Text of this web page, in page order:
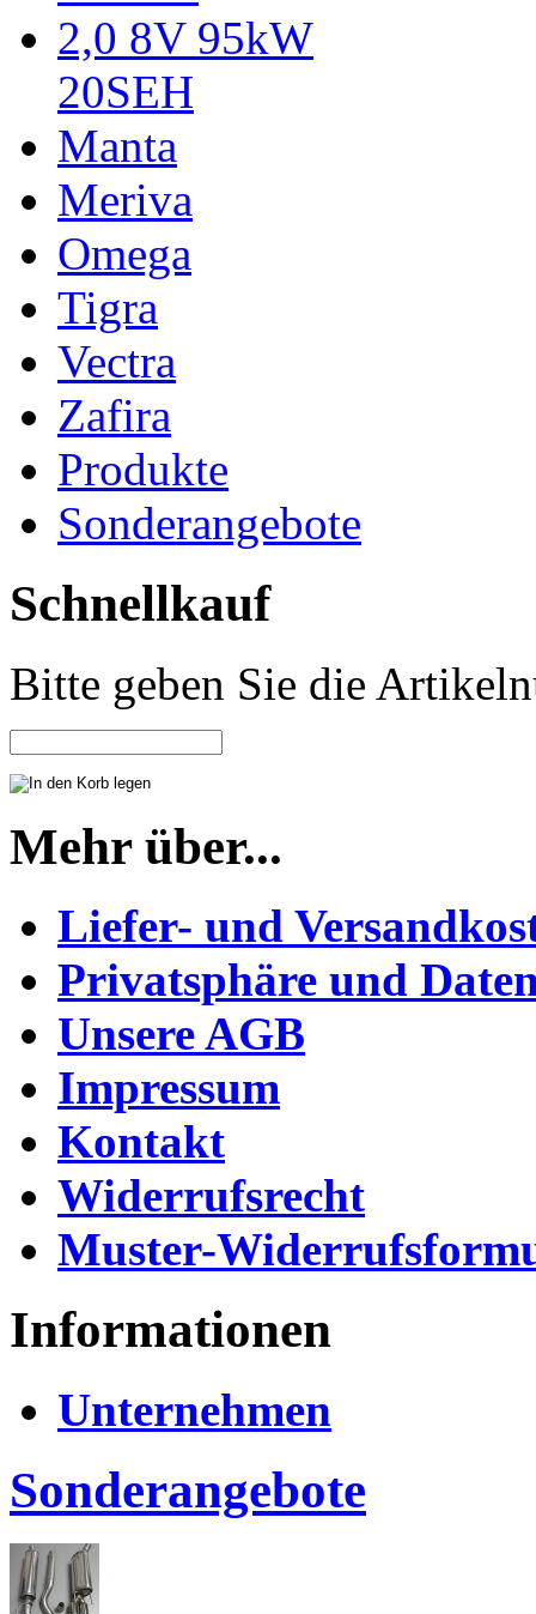
2,0 8V 95kW
20SEH
Manta
Meriva
Omega
Tigra
Vectra
Zafira
Produkte
Sonderangebote
Schnellkauf
Bitte geben Sie die
Mehr über...
Liefer- und
Privatsphäre und
Unsere AGB
Impressum
Kontakt
Widerrufsrecht
Muster-
Informationen
Unternehmen
Sonderangebote